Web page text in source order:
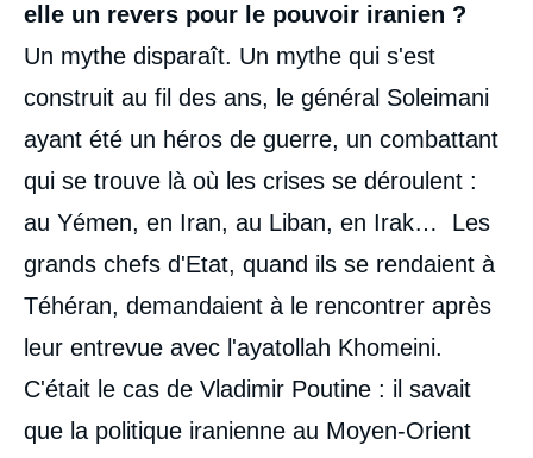
elle un revers pour le pouvoir iranien ?
Un mythe disparaît. Un mythe qui s'est
construit au fil des ans, le général Soleimani
ayant été un héros de guerre, un combattant
qui se trouve là où les crises se déroulent :
au Yémen, en Iran, au Liban, en Irak… Les
grands chefs d'Etat, quand ils se rendaient à
Téhéran, demandaient à le rencontrer après
leur entrevue avec l'ayatollah Khomeini.
C'était le cas de Vladimir Poutine : il savait
que la politique iranienne au Moyen-Orient